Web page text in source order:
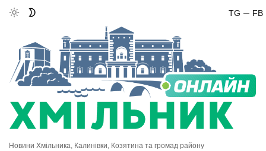
FB
TG
Новини Хмільника, Калинівки, Козятина та громад району